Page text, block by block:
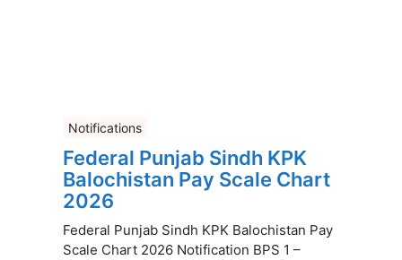
Notifications
Federal Punjab Sindh KPK
Balochistan Pay Scale Chart
2026
Federal Punjab Sindh KPK Balochistan Pay
Scale Chart 2026 Notification BPS 1 –